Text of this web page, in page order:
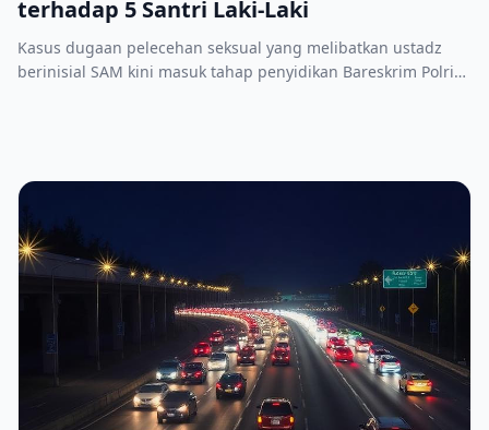
terhadap 5 Santri Laki-Laki
Kasus dugaan pelecehan seksual yang melibatkan ustadz
berinisial SAM kini masuk tahap penyidikan Bareskrim Polri